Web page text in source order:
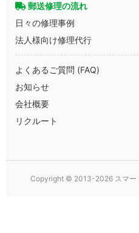
郵送修理の流れ
日々の修理事例
法人様向け修理代行
よくあるご質問 (FAQ)
お知らせ
会社概要
リクルート
Copyright © 2013-2026 スマー